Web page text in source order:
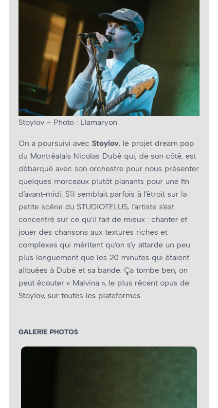
Stoylov – Photo : Llamaryon
On a poursuivi avec Stoylov, le projet dream pop
du Montréalais Nicolas Dubé qui, de son côté, est
débarqué avec son orchestre pour nous présenter
quelques morceaux plutôt planants pour une fin
d’avant-midi. S’il semblait parfois à l’étroit sur la
petite scène du STUDIOTELUS, l’artiste s’est
concentré sur ce qu’il fait de mieux : chanter et
jouer des chansons aux textures riches et
complexes qui méritent qu’on s’y attarde un peu
plus longuement que les 20 minutes qui étaient
allouées à Dubé et sa bande. Ça tombe ben, on
peut écouter « Malvina », le plus récent opus de
Stoylov, sur toutes les plateformes.
GALERIE PHOTOS